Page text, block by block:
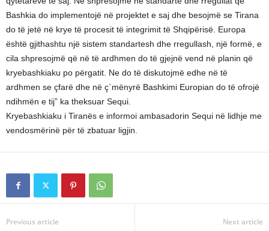
Bashkia do implementojë në projektet e saj dhe besojmë se Tirana
do të jetë në krye të procesit të integrimit të Shqipërisë. Europa
është gjithashtu një sistem standartesh dhe rregullash, një formë, e
cila shpresojmë që në të ardhmen do të gjejnë vend në planin që
kryebashkiaku po përgatit. Ne do të diskutojmë edhe në të
ardhmen se çfarë dhe në ç`mënyrë Bashkimi Europian do të ofrojë
ndihmën e tij” ka theksuar Sequi.
Kryebashkiaku i Tiranës e informoi ambasadorin Sequi në lidhje me
vendosmërinë për të zbatuar ligjin.
Previous article Next article